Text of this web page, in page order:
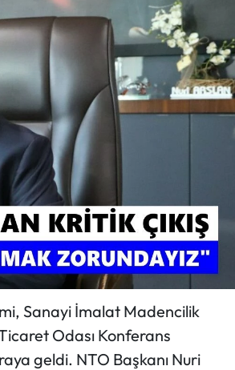
Sanayi İmalat Madencilik
Odası Konferans
geldi. NTO Başkanı Nuri